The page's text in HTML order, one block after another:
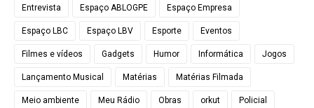
Entrevista Espaço ABLOGPE Espaço Empresa
Espaço LBC Espaço LBV Esporte Eventos
Filmes e vídeos Gadgets Humor Informática Jogos
Lançamento Musical Matérias Matérias Filmada
Meio ambiente Meu Rádio Obras orkut Policial